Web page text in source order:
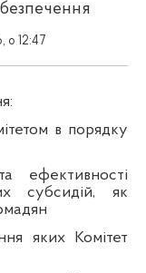
о 12:47
в порядку
ефективності
субсидій, як
яких Комітет